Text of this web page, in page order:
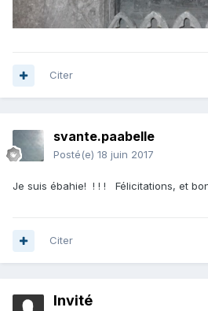
Citer
svante.paabelle
Posté(e) 18 juin 2017
Je suis ébahie! ! ! ! Félicitations, et
Citer
Invité